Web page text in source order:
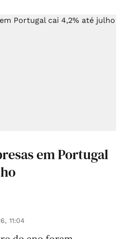
em Portugal
11:04